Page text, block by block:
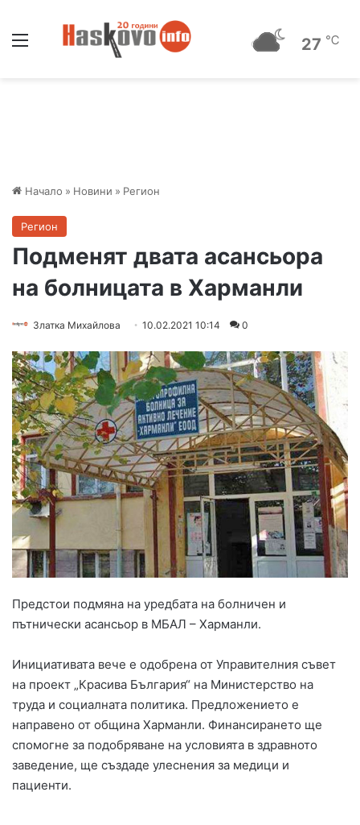
27 ℃
Начало » Новини » Регион
Регион
Подменят двата асансьора
на болницата в Харманли
Златка Михайлова 10.02.2021 10:14 0
Предстои подмяна на уредбата на болничен и
пътнически асансьор в МБАЛ – Харманли.
Инициативата вече е одобрена от Управителния съвет
на проект „Красива България“ на Министерство на
труда и социалната политика. Предложението е
направено от община Харманли. Финансирането ще
спомогне за подобряване на условията в здравното
заведение, ще създаде улеснения за медици и
пациенти.